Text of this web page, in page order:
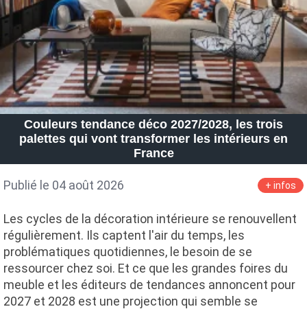
Couleurs tendance déco 2027/2028, les trois
palettes qui vont transformer les intérieurs en
France
Publié le 04 août 2026 + infos
Les cycles de la décoration intérieure se renouvellent
régulièrement. Ils captent l'air du temps, les
problématiques quotidiennes, le besoin de se
ressourcer chez soi. Et ce que les grandes foires du
meuble et les éditeurs de tendances annoncent pour
2027 et 2028 est une projection qui semble se